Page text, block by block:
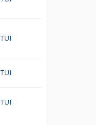
TUI
TUI
TUI